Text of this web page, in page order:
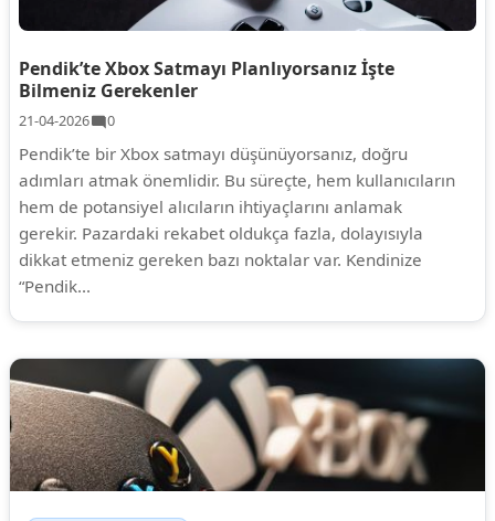
Pendik’te Xbox Satmayı Planlıyorsanız İşte
Bilmeniz Gerekenler
21-04-2026 0
Pendik’te bir Xbox satmayı düşünüyorsanız, doğru
adımları atmak önemlidir. Bu süreçte, hem kullanıcıların
hem de potansiyel alıcıların ihtiyaçlarını anlamak
gerekir. Pazardaki rekabet oldukça fazla, dolayısıyla
dikkat etmeniz gereken bazı noktalar var. Kendinize
“Pendik...